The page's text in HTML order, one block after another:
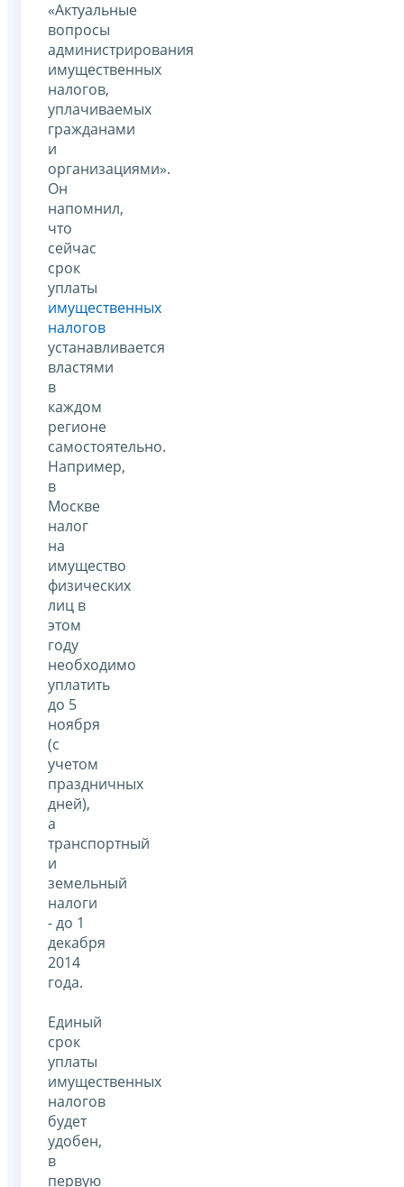
«Актуальные
вопросы
администрирования
имущественных
налогов,
уплачиваемых
гражданами
и
организациями».
Он
напомнил,
что
сейчас
срок
уплаты
имущественных
налогов
устанавливается
властями
в
каждом
регионе
самостоятельно.
Например,
в
Москве
налог
на
имущество
физических
лиц в
этом
году
необходимо
уплатить
до 5
ноября
(с
учетом
праздничных
дней),
а
транспортный
и
земельный
налоги
- до 1
декабря
2014
года.
Единый
срок
уплаты
имущественных
налогов
будет
удобен,
в
первую